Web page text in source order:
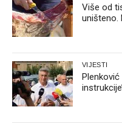
Više od
uništeno.
VIJESTI
instrukcije’